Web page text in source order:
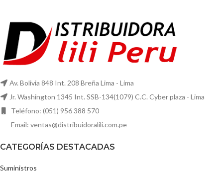
Av. Bolivia 848 Int. 208 Breña Lima - Lima
Jr. Washington 1345 Int. SSB-134(1079) C.C. Cyber plaza - Lima
Teléfono: (051) 956 388 570
Email: ventas@distribuidoralili.com.pe
CATEGORÍAS DESTACADAS
Suministros